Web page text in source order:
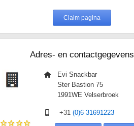
Claim pagina
Adres- en contactgegevens
Evi Snackbar
Ster Bastion 75
1991WE Velserbroek
+31(0)6 31691223